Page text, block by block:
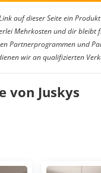
auf dieser Seite ein
Mehrkosten und dir bleibt
Partnerprogrammen und
wir an qualifizierten
von Juskys